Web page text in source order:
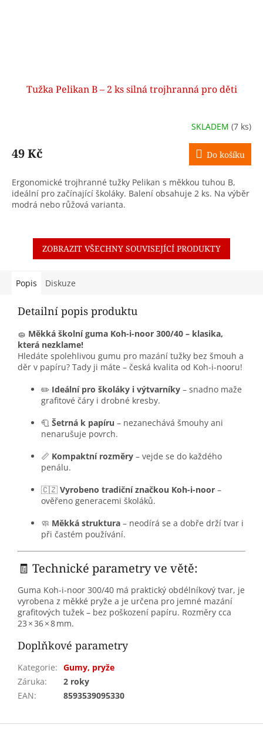
Tužka Pelikan B – 2 ks silná trojhranná pro děti
SKLADEM (7 ks)
49 Kč Do košíku
Ergonomické trojhranné tužky Pelikan s měkkou tuhou B,
ideální pro začínající školáky. Balení obsahuje 2 ks. Na výběr
modrá nebo růžová varianta.
ZOBRAZIT VŠECHNY SOUVISEJÍCÍ PRODUKTY
Popis Diskuze
Detailní popis produktu
🧽 Měkká školní guma Koh-i-noor 300/40 – klasika,
která nezklame!
Hledáte spolehlivou gumu pro mazání tužky bez šmouh a
děr v papíru? Tady ji máte – česká kvalita od Koh-i-nooru!
✏️ Ideální pro školáky i výtvarníky – snadno maže
grafitové čáry i drobné kresby.
🧻 Šetrná k papíru – nezanechává šmouhy ani
nenarušuje povrch.
📏 Kompaktní rozměry – vejde se do každého
penálu.
🇨🇿 Vyrobeno tradiční značkou Koh-i-noor –
ověřeno generacemi školáků.
🧼 Měkká struktura – neodírá se a dobře drží tvar i
při častém používání.
🧾 Technické parametry ve větě:
Guma Koh-i-noor 300/40 má praktický obdélníkový tvar, je
vyrobena z měkké pryže a je určena pro jemné mazání
grafitových tužek – bez poškození papíru. Rozměry cca
23 × 36 × 8 mm.
Doplňkové parametry
Kategorie: Gumy, pryže
Záruka:
2 roky
EAN: 8593539095330
Z